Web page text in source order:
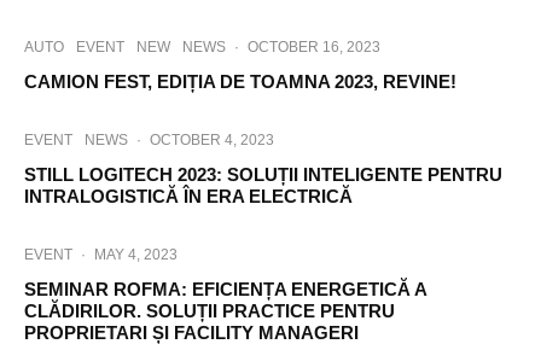
AUTO EVENT NEW NEWS · OCTOBER 16, 2023
CAMION FEST, EDIȚIA DE TOAMNA 2023, REVINE!
EVENT NEWS · OCTOBER 4, 2023
STILL LOGITECH 2023: SOLUȚII INTELIGENTE PENTRU
INTRALOGISTICĂ ÎN ERA ELECTRICĂ
EVENT · MAY 4, 2023
SEMINAR ROFMA: EFICIENȚA ENERGETICĂ A
CLĂDIRILOR. SOLUȚII PRACTICE PENTRU
PROPRIETARI ȘI FACILITY MANAGERI